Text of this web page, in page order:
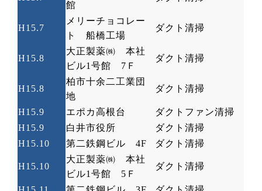
館
H15.7
メリーチョコレー
ト 船橋工場
ダクト清掃
H15.8
大正製薬㈱ 本社
ビル1号館 7 Ｆ
ダクト清掃
H15.8
柏市十余二工業団
地
ダクト清掃
H15.9 エポカ高根台
ダクトファン清掃
H15.9
白井市役所
ダクト清掃
H15.10
第二鉄鋼ビル4F ダクト清掃
H15.10
大正製薬㈱ 本社
ビル1号館 5 Ｆ
ダクト清掃